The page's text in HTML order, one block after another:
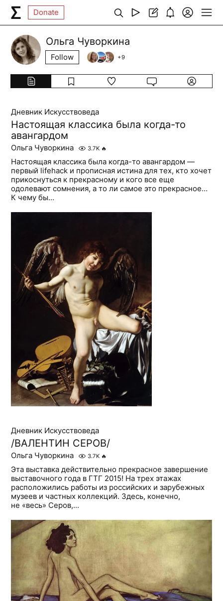
Donate
Ольга Чуворкина
Follow +9
Дневник Искусствоведа
Настоящая классика была когда-то
авангардом
Ольга Чуворкина 3.7K 🔥
Настоящая классика была когда-то авангардом —
первый lifehack и прописная истина для тех, кто хочет
прикоснуться к прекрасному и кого все еще
одолевают сомнения, а то ли самое это прекрасное…
К чему бы...
Дневник Искусствоведа
/ВАЛЕНТИН СЕРОВ/
Ольга Чуворкина 3.7K 🔥
Эта выставка действительно прекрасное завершение
выставочного года в ГТГ 2015! На трех этажах
расположились работы из российских и зарубежных
музеев и частных коллекций. Здесь, конечно,
не «весь» Серов,...